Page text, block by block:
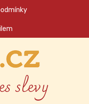
slevy